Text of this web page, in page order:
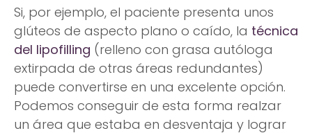
Si, por ejemplo, el paciente presenta unos
glúteos de aspecto plano o caído, la técnica
del lipofilling (relleno con grasa autóloga
extirpada de otras áreas redundantes)
puede convertirse en una excelente opción.
Podemos conseguir de esta forma realzar
un área que estaba en desventaja y lograr